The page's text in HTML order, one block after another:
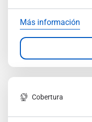
Más información
Cobertura